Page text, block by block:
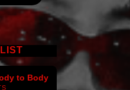
to Body